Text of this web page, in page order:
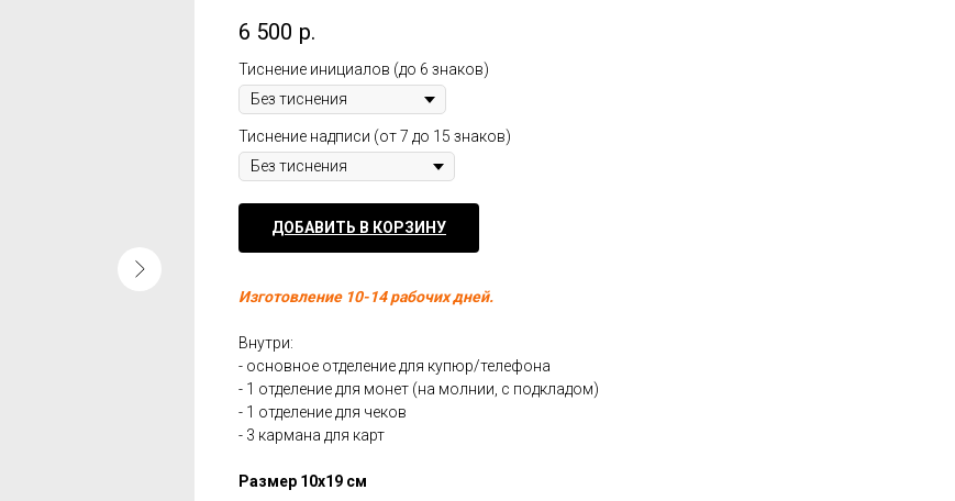
6 500 р.
Тиснение инициалов (до 6 знаков)
Тиснение надписи (от 7 до 15 знаков)
ДОБАВИТЬ В КОРЗИНУ
Изготовление 10-14 рабочих дней.
Внутри:
- основное отделение для купюр/телефона
- 1 отделение для монет (на молнии, с подкладом)
- 1 отделение для чеков
- 3 кармана для карт
Размер 10х19 см